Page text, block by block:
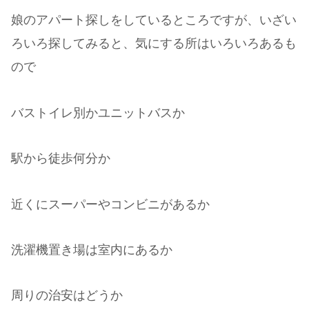
娘のアパート探しをしているところですが、いざい
ろいろ探してみると、気にする所はいろいろあるも
ので
バストイレ別かユニットバスか
駅から徒歩何分か
近くにスーパーやコンビニがあるか
洗濯機置き場は室内にあるか
周りの治安はどうか